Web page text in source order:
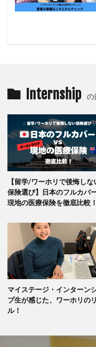
Internship の
【留学/ワーホリで後悔しな
保険選び】日本のフルカバ
現地の医療保険を徹底比較！
マイステージ・インターン
プ生が感じた、ワーホリの
ル！